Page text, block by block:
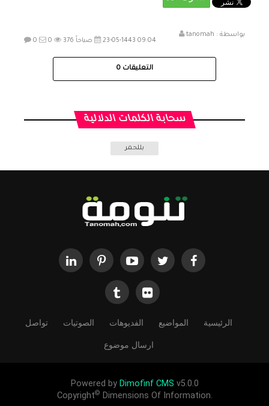
بواسطة : tanomah
23-05-1443 09:04 صباحاً
0 0 376
التعليقات 0
سحابة الكلمات الدلالية
بللحمر
الرئيسية المواضيع الفديوهات الصوتيات تواصل
ارسال موضوع
Powered by Dimofinf CMS v5.0.0
Copyright© Dimensions Of Information.